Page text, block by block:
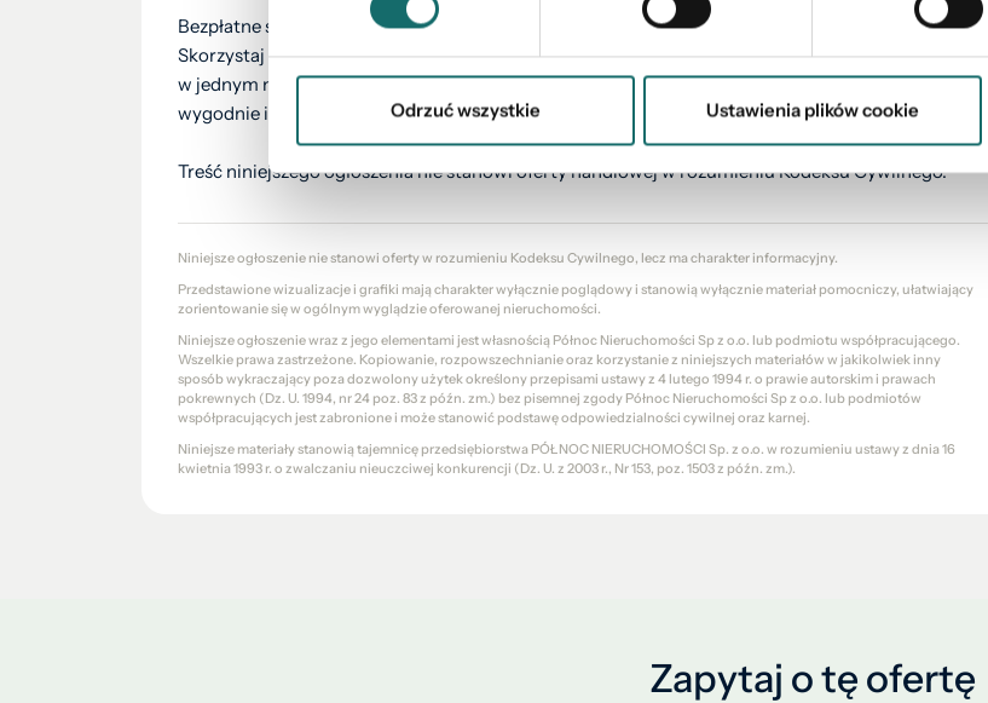
Odrzuć wszystkie Ustawienia plików cookie
Bezpłatne sprawdzenie zdolności kredytowej!
Skorzystaj z pomocy naszego doradcy kredytowego – sprawdzisz swoją zdolność w kilku bankach
w jednym miejscu i otrzymasz wsparcie w uzyskaniu najlepszego kredytu hipotecznego. Szybko,
wygodnie i bez zobowiązań!
Treść niniejszego ogłoszenia nie stanowi oferty handlowej w rozumieniu Kodeksu Cywilnego.
Niniejsze ogłoszenie nie stanowi oferty w rozumieniu Kodeksu Cywilnego, lecz ma charakter informacyjny.
Przedstawione wizualizacje i grafiki mają charakter wyłącznie poglądowy i stanowią wyłącznie materiał pomocniczy, ułatwiający
zorientowanie się w ogólnym wyglądzie oferowanej nieruchomości.
Niniejsze ogłoszenie wraz z jego elementami jest własnością Północ Nieruchomości Sp z o.o. lub podmiotu współpracującego.
Wszelkie prawa zastrzeżone. Kopiowanie, rozpowszechnianie oraz korzystanie z niniejszych materiałów w jakikolwiek inny
sposób wykraczający poza dozwolony użytek określony przepisami ustawy z 4 lutego 1994 r. o prawie autorskim i prawach
pokrewnych (Dz. U. 1994, nr 24 poz. 83 z późn. zm.) bez pisemnej zgody Północ Nieruchomości Sp z o.o. lub podmiotów
współpracujących jest zabronione i może stanowić podstawę odpowiedzialności cywilnej oraz karnej.
Niniejsze materiały stanowią tajemnicę przedsiębiorstwa PÓŁNOC NIERUCHOMOŚCI Sp. z o.o. w rozumieniu ustawy z dnia 16
kwietnia 1993 r. o zwalczaniu nieuczciwej konkurencji (Dz. U. z 2003 r., Nr 153, poz. 1503 z późn. zm.).
Zapytaj o tę ofertę